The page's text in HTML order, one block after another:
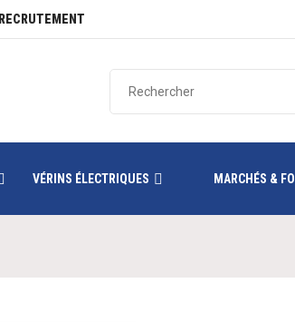
RECRUTEMENT
VÉRINS ÉLECTRIQUES MARCHÉS &